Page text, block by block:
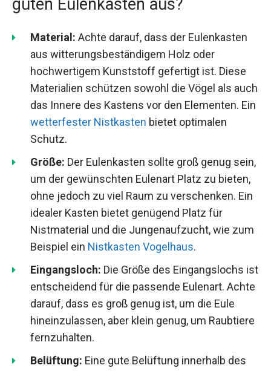
guten Eulenkasten aus?
Material: Achte darauf, dass der Eulenkasten
aus witterungsbeständigem Holz oder
hochwertigem Kunststoff gefertigt ist. Diese
Materialien schützen sowohl die Vögel als auch
das Innere des Kastens vor den Elementen. Ein
wetterfester Nistkasten bietet optimalen
Schutz.
Größe: Der Eulenkasten sollte groß genug sein,
um der gewünschten Eulenart Platz zu bieten,
ohne jedoch zu viel Raum zu verschenken. Ein
idealer Kasten bietet genügend Platz für
Nistmaterial und die Jungenaufzucht, wie zum
Beispiel ein Nistkasten Vogelhaus.
Eingangsloch: Die Größe des Eingangslochs ist
entscheidend für die passende Eulenart. Achte
darauf, dass es groß genug ist, um die Eule
hineinzulassen, aber klein genug, um Raubtiere
fernzuhalten.
Belüftung: Eine gute Belüftung innerhalb des